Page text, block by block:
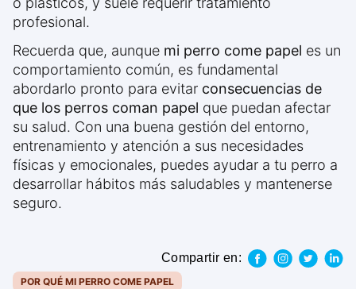
profesional.
Recuerda que, aunque mi perro come papel es un
comportamiento común, es fundamental
abordarlo pronto para evitar consecuencias de
que los perros coman papel que puedan afectar
su salud. Con una buena gestión del entorno,
entrenamiento y atención a sus necesidades
físicas y emocionales, puedes ayudar a tu perro a
desarrollar hábitos más saludables y mantenerse
seguro.
Compartir en:
POR QUÉ MI PERRO COME PAPEL